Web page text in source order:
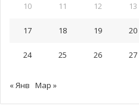
10 11 12 13
17 18 19 20
24 25 26 27
« Янв Мар »